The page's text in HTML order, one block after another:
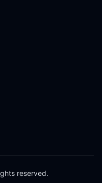
reserved.